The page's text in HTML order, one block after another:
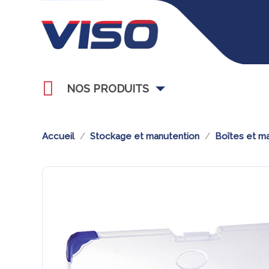
NOS PRODUITS
Accueil Stockage et manutention Boîtes et